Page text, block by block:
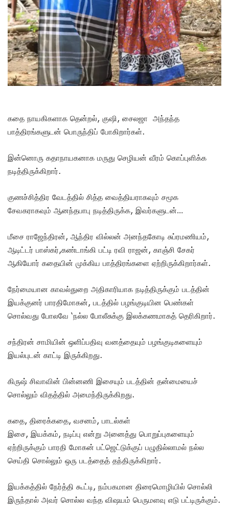
கதை நாயகிகளாக தென்றல், குஷி, சைலஜா அந்தந்த
பாத்திரங்களுடன் பொருந்திப் போகிறார்கள்.
இன்னொரு கதாநாயகனாக மருது செழியன் வீரம் கொப்புளிக்க
நடித்திருக்கிறார்.
குணச்சித்திர வேடத்தில் சித்த வைத்தியராகவும் சமூக
சேவகராகவும் ஆனந்தபாபு நடித்திருக்க, இவர்களுடன்…
மீசை ராஜேந்திரன், ஆந்திர வில்லன் அனந்தகோடி சுப்ரமணியம்,
ஆடிட்டர் பாஸ்கர்,கண்டாங்கி பட்டி ரவி ராஜன், காஞ்சி சேகர்
ஆகியோர் கதையின் முக்கிய பாத்திரங்களை ஏற்றிருக்கிறார்கள்.
நேர்மையான காவல்துறை அதிகாரியாக நடித்திருக்கும் படத்தின்
இயக்குனர் பாரதிமோகன், படத்தில் பழங்குடியின பெண்கள்
சொல்வது போலவே ‘நல்ல போலீசுக்கு இலக்கணமாகத் தெரிகிறார்.
சந்திரன் சாமியின் ஒளிப்பதிவு வனத்தையும் பழங்குடிகளையும்
இயல்புடன் காட்டி இருக்கிறது.
கிருஷ் சிவாவின் பின்னணி இசையும் படத்தின் தன்மையைச்
சொல்லும் விதத்தில் அமைந்திருக்கிறது.
கதை, திரைக்கதை, வசனம், பாடல்கள்
இசை, இயக்கம், நடிப்பு என்று அனைத்து பொறுப்புகளையும்
ஏற்றிருக்கும் பாரதி மோகன் பட்ஜெட்டுக்குப் பழுதில்லாமல் நல்ல
செய்தி சொல்லும் ஒரு படத்தைத் தந்திருக்கிறார்.
இயக்கத்தில் நேர்த்தி கூட்டி, நம்பகமான திரைமொழியில் சொல்லி
இருந்தால் அவர் சொல்ல வந்த விஷயம் பெருமளவு எடு பட்டிருக்கும்.